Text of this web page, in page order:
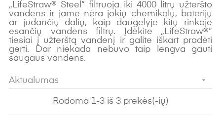
„LifeStraw® Steel“ filtruoja iki 4000 litrų užteršto
vandens ir jame nėra jokių chemikalų, baterijų
ar judančių dalių, kaip daugelyje kitų rinkoje
esančių vandens filtrų. Įdėkite „LifeStraw®“
tiesiai į užterštą vandenį ir galite iškart pradėti
gerti. Dar niekada nebuvo taip lengva gauti
saugaus vandens.
Aktualumas 
Rodoma 1-3 iš 3 prekės(-ių)